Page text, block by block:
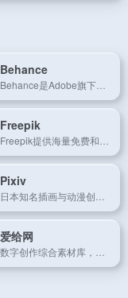
Behance
Freepik
Pixiv
爱给网